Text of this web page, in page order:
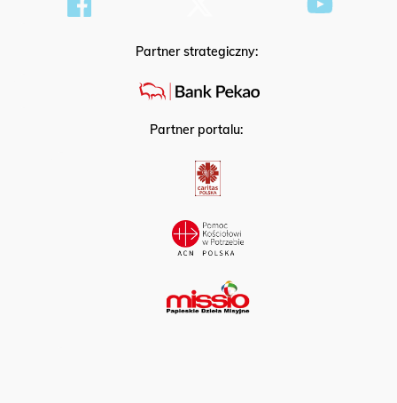
Partner strategiczny:
Partner portalu: